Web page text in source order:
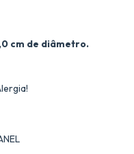
cm de diâmetro.